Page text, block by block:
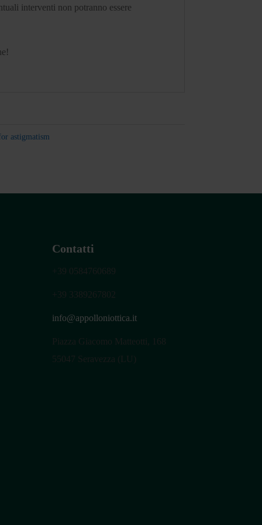
interventi non potranno essere
astigmatism
Contatti
+39 0584760689
+39 3389267802
info@appolloniottica.it
Piazza Giacomo Matteotti, 168
55047 Seravezza (LU)